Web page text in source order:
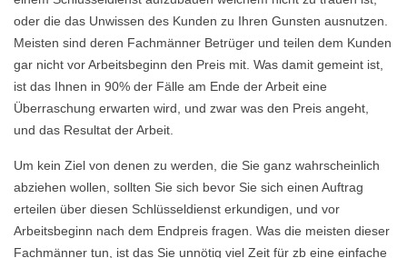
oder die das Unwissen des Kunden zu Ihren Gunsten ausnutzen.
Meisten sind deren Fachmänner Betrüger und teilen dem Kunden
gar nicht vor Arbeitsbeginn den Preis mit. Was damit gemeint ist,
ist das Ihnen in 90% der Fälle am Ende der Arbeit eine
Überraschung erwarten wird, und zwar was den Preis angeht,
und das Resultat der Arbeit.
Um kein Ziel von denen zu werden, die Sie ganz wahrscheinlich
abziehen wollen, sollten Sie sich bevor Sie sich einen Auftrag
erteilen über diesen Schlüsseldienst erkundigen, und vor
Arbeitsbeginn nach dem Endpreis fragen. Was die meisten dieser
Fachmänner tun, ist das Sie unnötig viel Zeit für zb eine einfache